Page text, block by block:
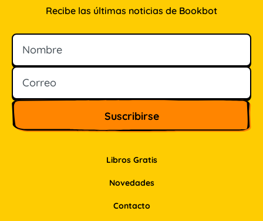
Libros Gratis
Novedades
Contacto
Recibe las últimas noticias de Bookbot
Nombre
Correo